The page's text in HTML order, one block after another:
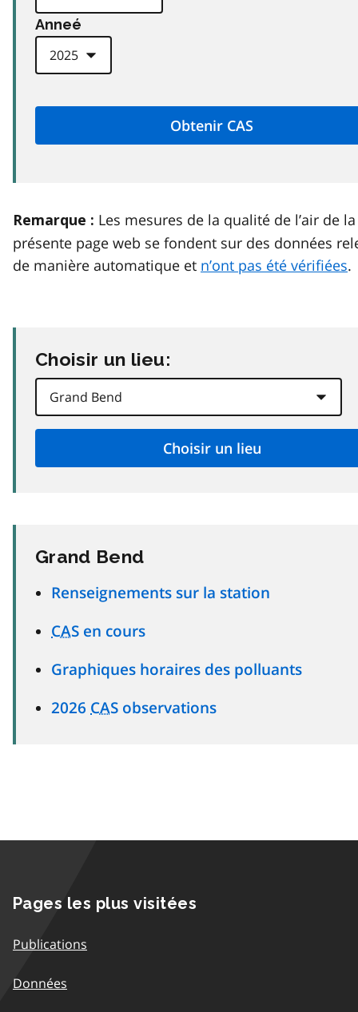
Anneé
Remarque : Les mesures de la qualité de l’air de la
présente page web se fondent sur des données
de manière automatique et n’ont pas été vérifiées.
Choisir un lieu:
Grand Bend
Renseignements sur la station
CAS en cours
Graphiques horaires des polluants
2026 CAS observations
Pages les plus visitées
Publications
Données